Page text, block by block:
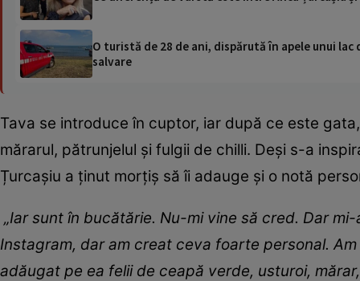
O turistă de 28 de ani, dispărută în apele unui
salvare
Tava se introduce în cuptor, iar după ce este
mărarul, pătrunjelul și fulgii de chilli. Deși s-a
Țurcașiu a ținut morțiș să îi adauge și o notă
„Iar sunt în bucătărie. Nu-mi vine să cred. Dar
Instagram, dar am creat ceva foarte personal.
adăugat pe ea felii de ceapă verde, usturoi,